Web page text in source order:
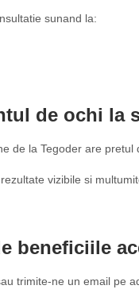
sunand la:
de ochi la
de la Tegoder are
vizibile si
beneficiile
trimite-ne un email pe